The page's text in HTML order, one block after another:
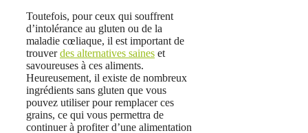
Toutefois, pour ceux qui souffrent
d’intolérance au gluten ou de la
maladie cœliaque, il est important de
trouverdes alternatives saines et
savoureuses à ces aliments.
Heureusement, il existe de nombreux
ingrédients sans gluten que vous
pouvez utiliser pour remplacer ces
grains, ce qui vous permettra de
continuer à profiter d’une alimentation